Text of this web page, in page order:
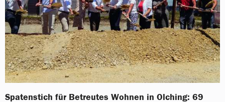
Spatenstich für Betreutes Wohnen in Olching: 69